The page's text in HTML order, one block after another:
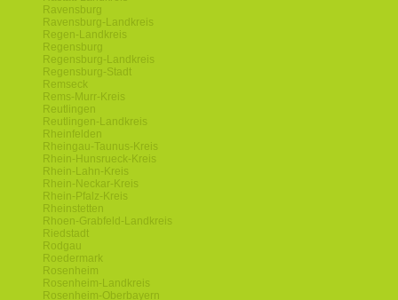
Ravensburg
Ravensburg-Landkreis
Regen-Landkreis
Regensburg
Regensburg-Landkreis
Regensburg-Stadt
Remseck
Rems-Murr-Kreis
Reutlingen
Reutlingen-Landkreis
Rheinfelden
Rheingau-Taunus-Kreis
Rhein-Hunsrueck-Kreis
Rhein-Lahn-Kreis
Rhein-Neckar-Kreis
Rhein-Pfalz-Kreis
Rheinstetten
Rhoen-Grabfeld-Landkreis
Riedstadt
Rodgau
Roedermark
Rosenheim
Rosenheim-Landkreis
Rosenheim-Oberbayern